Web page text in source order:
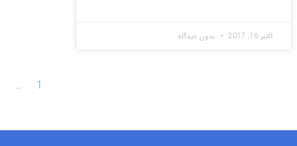
اکتبر 16, 2017 بدون دیدگاه
1
…